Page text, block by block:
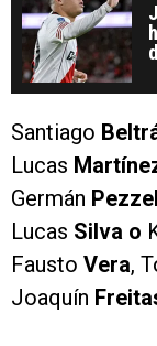
Santiago
Lucas
Germán
Lucas Silva o
Fausto Vera,
Joaquín